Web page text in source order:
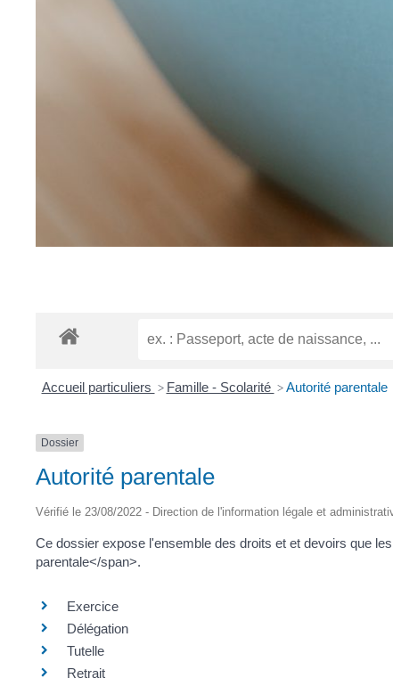
Accueil particuliers > Famille - Scolarité > Autorité parentale
Dossier
Autorité parentale
Vérifié le 23/08/2022 - Direction de l'information légale et
Ce dossier expose l'ensemble des droits et et devoirs que
parentale</span>.
Exercice
Délégation
Tutelle
Retrait